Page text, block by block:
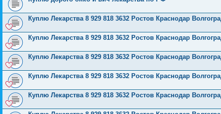
Куплю Лекарства 8 929 818 3632 Ростов Краснодар
Куплю Лекарства 8 929 818 3632 Ростов Краснодар
Куплю Лекарства 8 929 818 3632 Ростов Краснодар
Куплю Лекарства 8 929 818 3632 Ростов Краснодар
Куплю Лекарства 8 929 818 3632 Ростов Краснодар